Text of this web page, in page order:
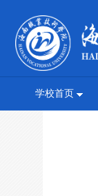
学校首页